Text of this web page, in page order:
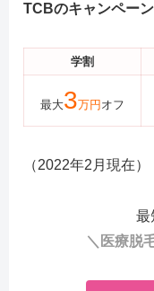
TCBのキャンペーン
学割
最大3万円 オフ
（2022年2月現在）
最
＼医療脱